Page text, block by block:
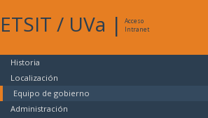
ETSIT / UVa |
Acceso
Intranet
Historia
Localización
Equipo de gobierno
Administración